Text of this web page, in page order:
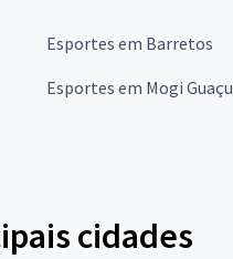
Esportes em Barretos
Esportes em Mogi Guaçu
cidades